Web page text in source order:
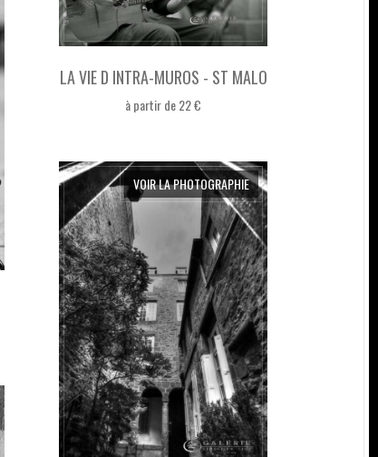
LA VIE D INTRA-MUROS - ST MALO
à partir de 22 €
VOIR LA PHOTOGRAPHIE